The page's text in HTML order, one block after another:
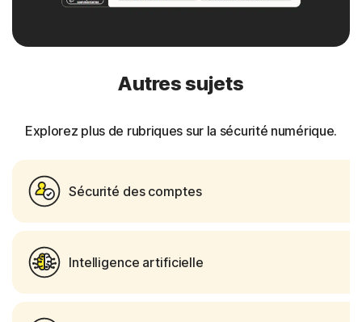
Autres sujets
Explorez plus de rubriques sur la sécurité numérique.
Sécurité des comptes
Intelligence artificielle